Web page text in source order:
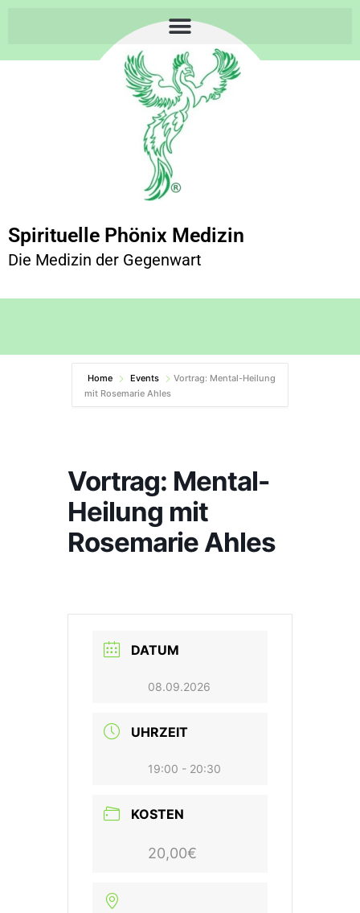
Spirituelle Phönix Medizin
Die Medizin der Gegenwart
Home Events
Vortrag: Mental-Heilung
mit Rosemarie Ahles
Vortrag: Mental-
Heilung mit
Rosemarie Ahles
DATUM
08.09.2026
UHRZEIT
19:00 - 20:30
KOSTEN
20,00€